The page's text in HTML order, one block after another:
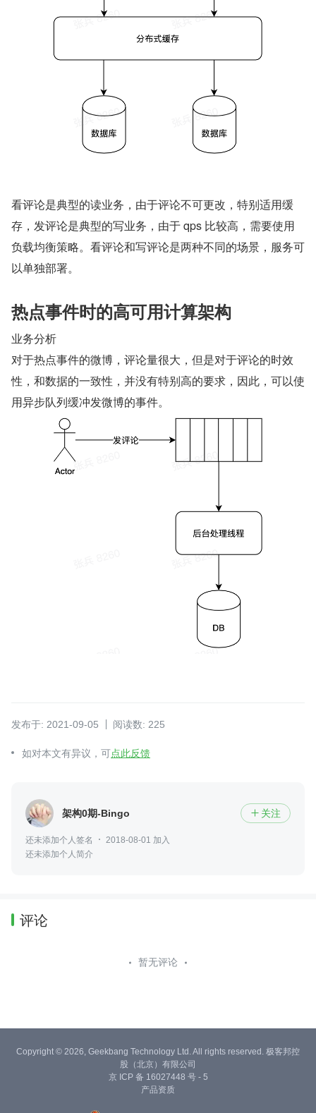
看评论是典型的读业务，由于评论不可更改，特别适用缓
存，发评论是典型的写业务，由于 qps 比较高，需要使用
负载均衡策略。看评论和写评论是两种不同的场景，服务可
以单独部署。
热点事件时的高可用计算架构
业务分析
对于热点事件的微博，评论量很大，但是对于评论的时效
性，和数据的一致性，并没有特别高的要求，因此，可以使
用异步队列缓冲发微博的事件。
发布于: 2021-09-05 阅读数: 225
如对本文有异议，可点此反馈
架构0期-Bingo  关注
还未添加个人签名
2018-08-01 加入
还未添加个人简介
评论
暂无评论
Copyright © 2026, Geekbang Technology Ltd. All rights reserved. 极客邦控
股（北京）有限公司
京 ICP 备 16027448 号 - 5
产品资质